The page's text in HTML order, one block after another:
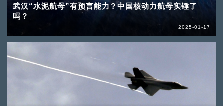
武汉“水泥航母”有预言能力？中国核动力航母实锤了
吗？
2025-01-17